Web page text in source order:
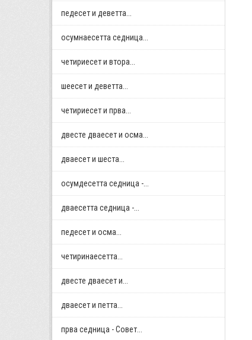
педесет и деветта...
осумнaесетта седница...
четириесет и втора...
шеесет и деветта...
четириесет и прва...
двестe дваесет и осма...
дваесет и шеста...
осумдесетта седница -...
дваесетта седница -...
педесет и осма...
четиринаесетта...
двестe дваесет и...
дваесет и петта...
прва седница - Совет...